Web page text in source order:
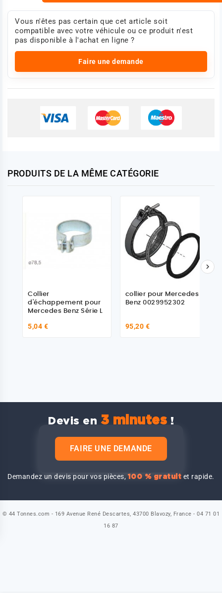
Vous n'êtes pas certain que cet article soit
compatible avec votre véhicule ou ce produit n'est
pas disponible à l'achat en ligne ?
Faire une demande
PRODUITS DE LA MÊME CATÉGORIE
Collier
d'échappement pour
Mercedes Benz Série L
5,04 €
collier pour Mercedes
Benz 0029952302
95,20 €

Devis en 3 minutes !
FAIRE UNE DEMANDE
Demandez un devis pour vos pièces,100 % gratuit et rapide.
© 44 Tonnes.com - 169 Avenue René Descartes, 43700 Blavozy, France - 04 71 01
16 87